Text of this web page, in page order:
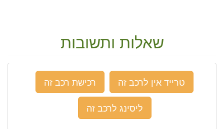
שאלות ותשובות
טרייד אין לרכב זה
רכישת רכב זה
ליסינג לרכב זה